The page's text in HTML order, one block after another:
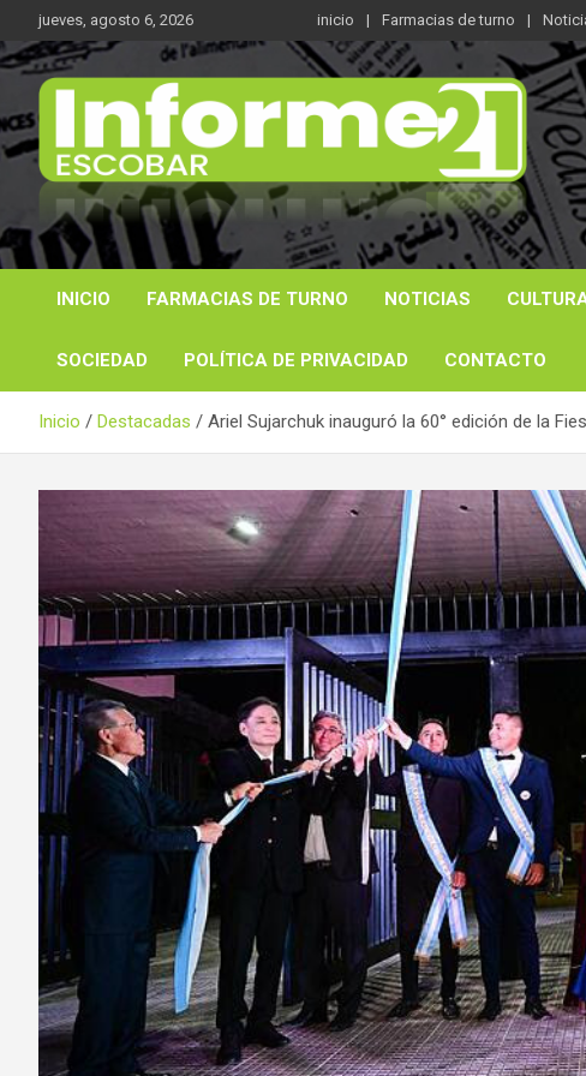
Saltar
al
contenido
jueves, agosto 6, 2026 inicio Farmacias de turno
Informe 21
Noticas reales
INICIO FARMACIAS DE TURNO NOTICIAS
SOCIEDAD POLÍTICA DE PRIVACIDAD CONTACTO
Inicio Destacadas Ariel Sujarchuk inauguró la 60° edición de la